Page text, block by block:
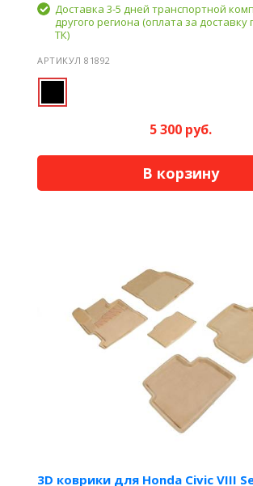
Доставка 3-5 дней транспортной
другого региона (оплата за
ТК)
АРТИКУЛ 81892
5 300 руб.
В корзину
3D коврики для Honda Civic VIII